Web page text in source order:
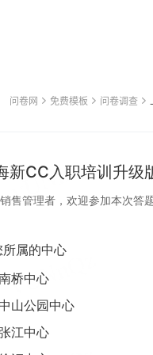
问卷网 免费模板 问卷调查